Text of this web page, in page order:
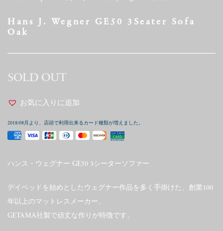
Hans J. Wegner GE50 3Seater Sofa
Oak
SOLD OUT
お気に入りに追加
2018/08月より、店頭で利用出来るカード種類が増えました。
ハンス・ウェグナー GE50 3シーターソファー
デイベッドを始めとしたウェグナー作品を多く手掛けた、創業100
年以上のマットレスメーカー、
GETAMA社製で頑丈な作りが特徴です。